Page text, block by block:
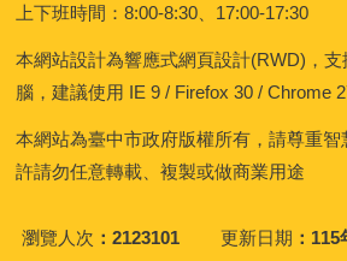
上下班時間：8:00-8:30、17:00-17:30
本網站設計為響應式網頁設計(RWD)，
腦，建議使用 IE 9 / Firefox 30 / Chrome
本網站為臺中市政府版權所有，請尊重
許請勿任意轉載、複製或做商業用途
瀏覽人次 2123101 更新日期 115